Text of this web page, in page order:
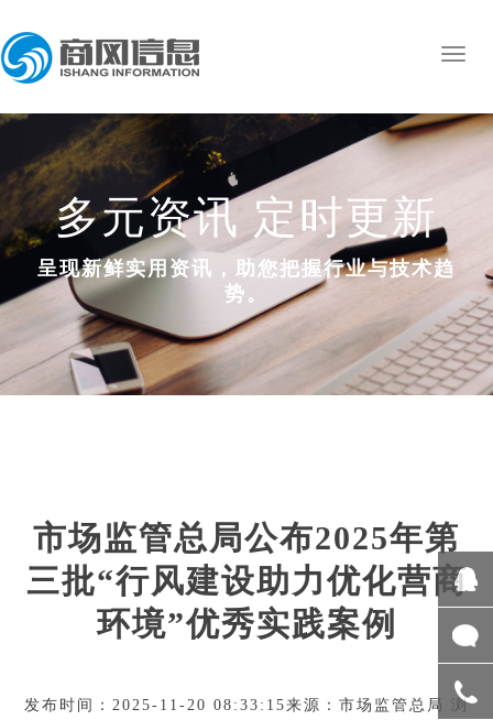
多元资讯 定时更新
呈现新鲜实用资讯，助您把握行业与技术趋
势。
市场监管总局公布2025年第
三批“行风建设助力优化营商
环境”优秀实践案例
发布时间：2025-11-20 08:33:15来源：市场监管总局 浏